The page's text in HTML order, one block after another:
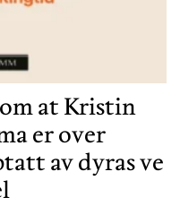
at Kristin
er over
av dyras ve